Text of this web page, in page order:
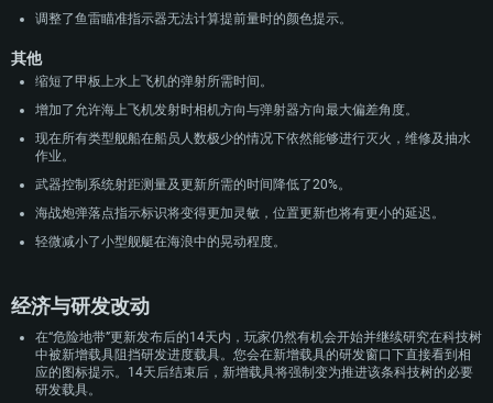
调整了鱼雷瞄准指示器无法计算提前量时的颜色提示。
其他
缩短了甲板上水上飞机的弹射所需时间。
增加了允许海上飞机发射时相机方向与弹射器方向最大偏差角度。
现在所有类型舰船在船员人数极少的情况下依然能够进行灭火，维修及抽水
作业。
武器控制系统射距测量及更新所需的时间降低了20%。
海战炮弹落点指示标识将变得更加灵敏，位置更新也将有更小的延迟。
轻微减小了小型舰艇在海浪中的晃动程度。
经济与研发改动
在“危险地带”更新发布后的14天内，玩家仍然有机会开始并继续研究在科技树
中被新增载具阻挡研发进度载具。您会在新增载具的研发窗口下直接看到相
应的图标提示。14天后结束后，新增载具将强制变为推进该条科技树的必要
研发载具。